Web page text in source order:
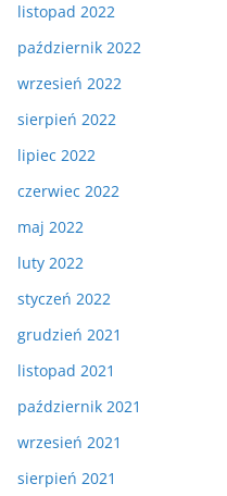
listopad 2022
październik 2022
wrzesień 2022
sierpień 2022
lipiec 2022
czerwiec 2022
maj 2022
luty 2022
styczeń 2022
grudzień 2021
listopad 2021
październik 2021
wrzesień 2021
sierpień 2021